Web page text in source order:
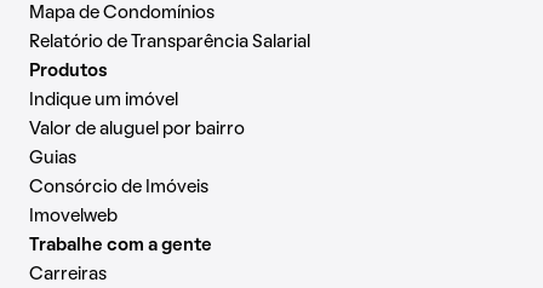
Mapa de Condomínios
Relatório de Transparência Salarial
Produtos
Indique um imóvel
Valor de aluguel por bairro
Guias
Consórcio de Imóveis
Imovelweb
Trabalhe com a gente
Carreiras